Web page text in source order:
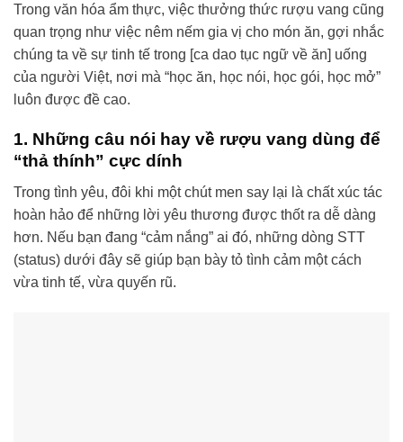
Trong văn hóa ẩm thực, việc thưởng thức rượu vang cũng
quan trọng như việc nêm nếm gia vị cho món ăn, gợi nhắc
chúng ta về sự tinh tế trong [ca dao tục ngữ về ăn] uống
của người Việt, nơi mà “học ăn, học nói, học gói, học mở”
luôn được đề cao.
1. Những câu nói hay về rượu vang dùng để
“thả thính” cực dính
Trong tình yêu, đôi khi một chút men say lại là chất xúc tác
hoàn hảo để những lời yêu thương được thốt ra dễ dàng
hơn. Nếu bạn đang “cảm nắng” ai đó, những dòng STT
(status) dưới đây sẽ giúp bạn bày tỏ tình cảm một cách
vừa tinh tế, vừa quyến rũ.